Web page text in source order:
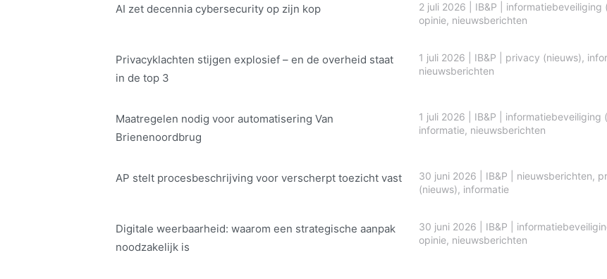
AI zet decennia cybersecurity op zijn kop 2 juli 2026 IB&P informatiebeveiliging
opinie, nieuwsberichten
Privacyklachten stijgen explosief – en de overheid staat
in de top 3
1 juli 2026 IB&P privacy (nieuws),
nieuwsberichten
Maatregelen nodig voor automatisering Van
Brienenoordbrug
1 juli 2026 IB&P informatiebeveiliging
informatie, nieuwsberichten
AP stelt procesbeschrijving voor verscherpt toezicht vast 30 juni 2026 IB&P nieuwsberichten,
(nieuws), informatie
Digitale weerbaarheid: waarom een strategische aanpak
noodzakelijk is
30 juni 2026 IB&P
opinie, nieuwsberichten